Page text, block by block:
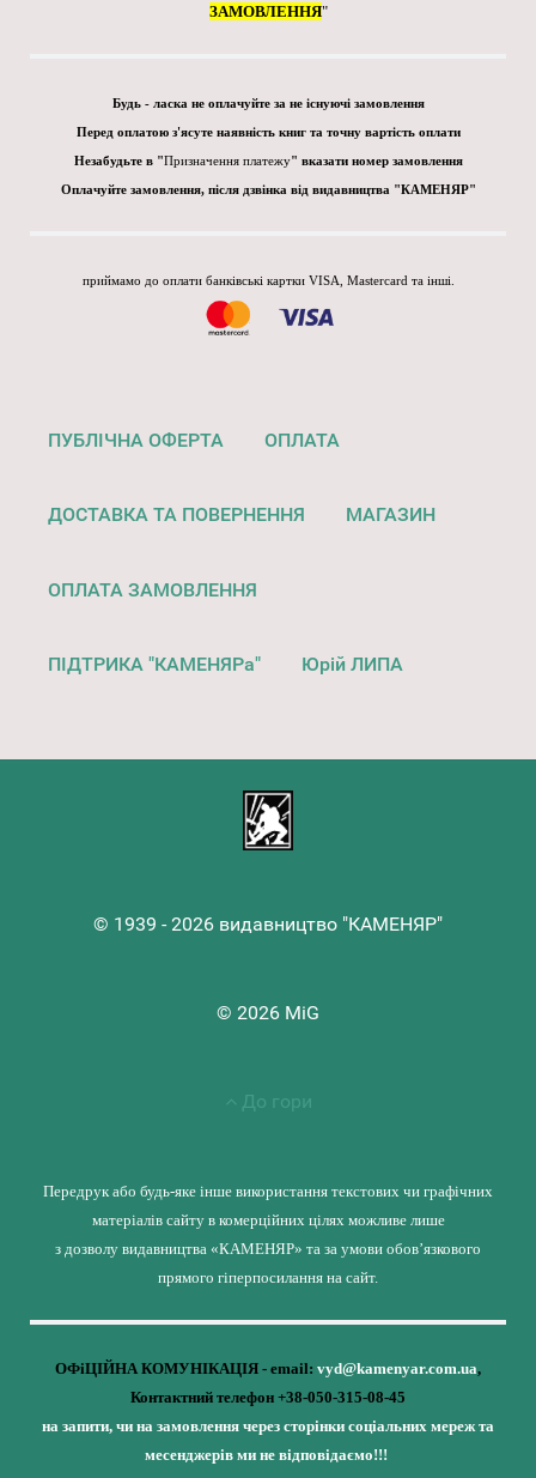
ЗАМОВЛЕННЯ"
Будь - ласка не оплачуйте за не існуючі замовлення
Перед оплатою з'ясуте наявність книг та точну вартість оплати
Незабудьте в "Призначення платежу" вказати номер замовлення
Оплачуйте замовлення, після дзвінка від видавництва "КАМЕНЯР"
приймамо до оплати банківські картки VISA, Mastercard та інші.
ПУБЛІЧНА ОФЕРТА ОПЛАТА
ДОСТАВКА ТА ПОВЕРНЕННЯ МАГАЗИН
ОПЛАТА ЗАМОВЛЕННЯ
ПІДТРИКА "КАМЕНЯРа" Юрій ЛИПА
© 1939 - 2026 видавництво "КАМЕНЯР"
© 2026 MiG
До гори
Передрук або будь-яке інше використання текстових чи графічних
матеріалів сайту в комерційних цілях можливе лише
з дозволу видавництва «КАМЕНЯР» та за умови обов’язкового
прямого гіперпосилання на сайт.
ОФіЦІЙНА КОМУНІКАЦІЯ - email: vyd@kamenyar.com.ua,
Контактний телефон +38-050-315-08-45
на запити, чи на замовлення через сторінки соціальних мереж та
месенджерів ми не відповідаємо!!!